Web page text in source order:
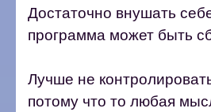
Достаточно внушать
программа может быть
Лучше не
потому что то любая